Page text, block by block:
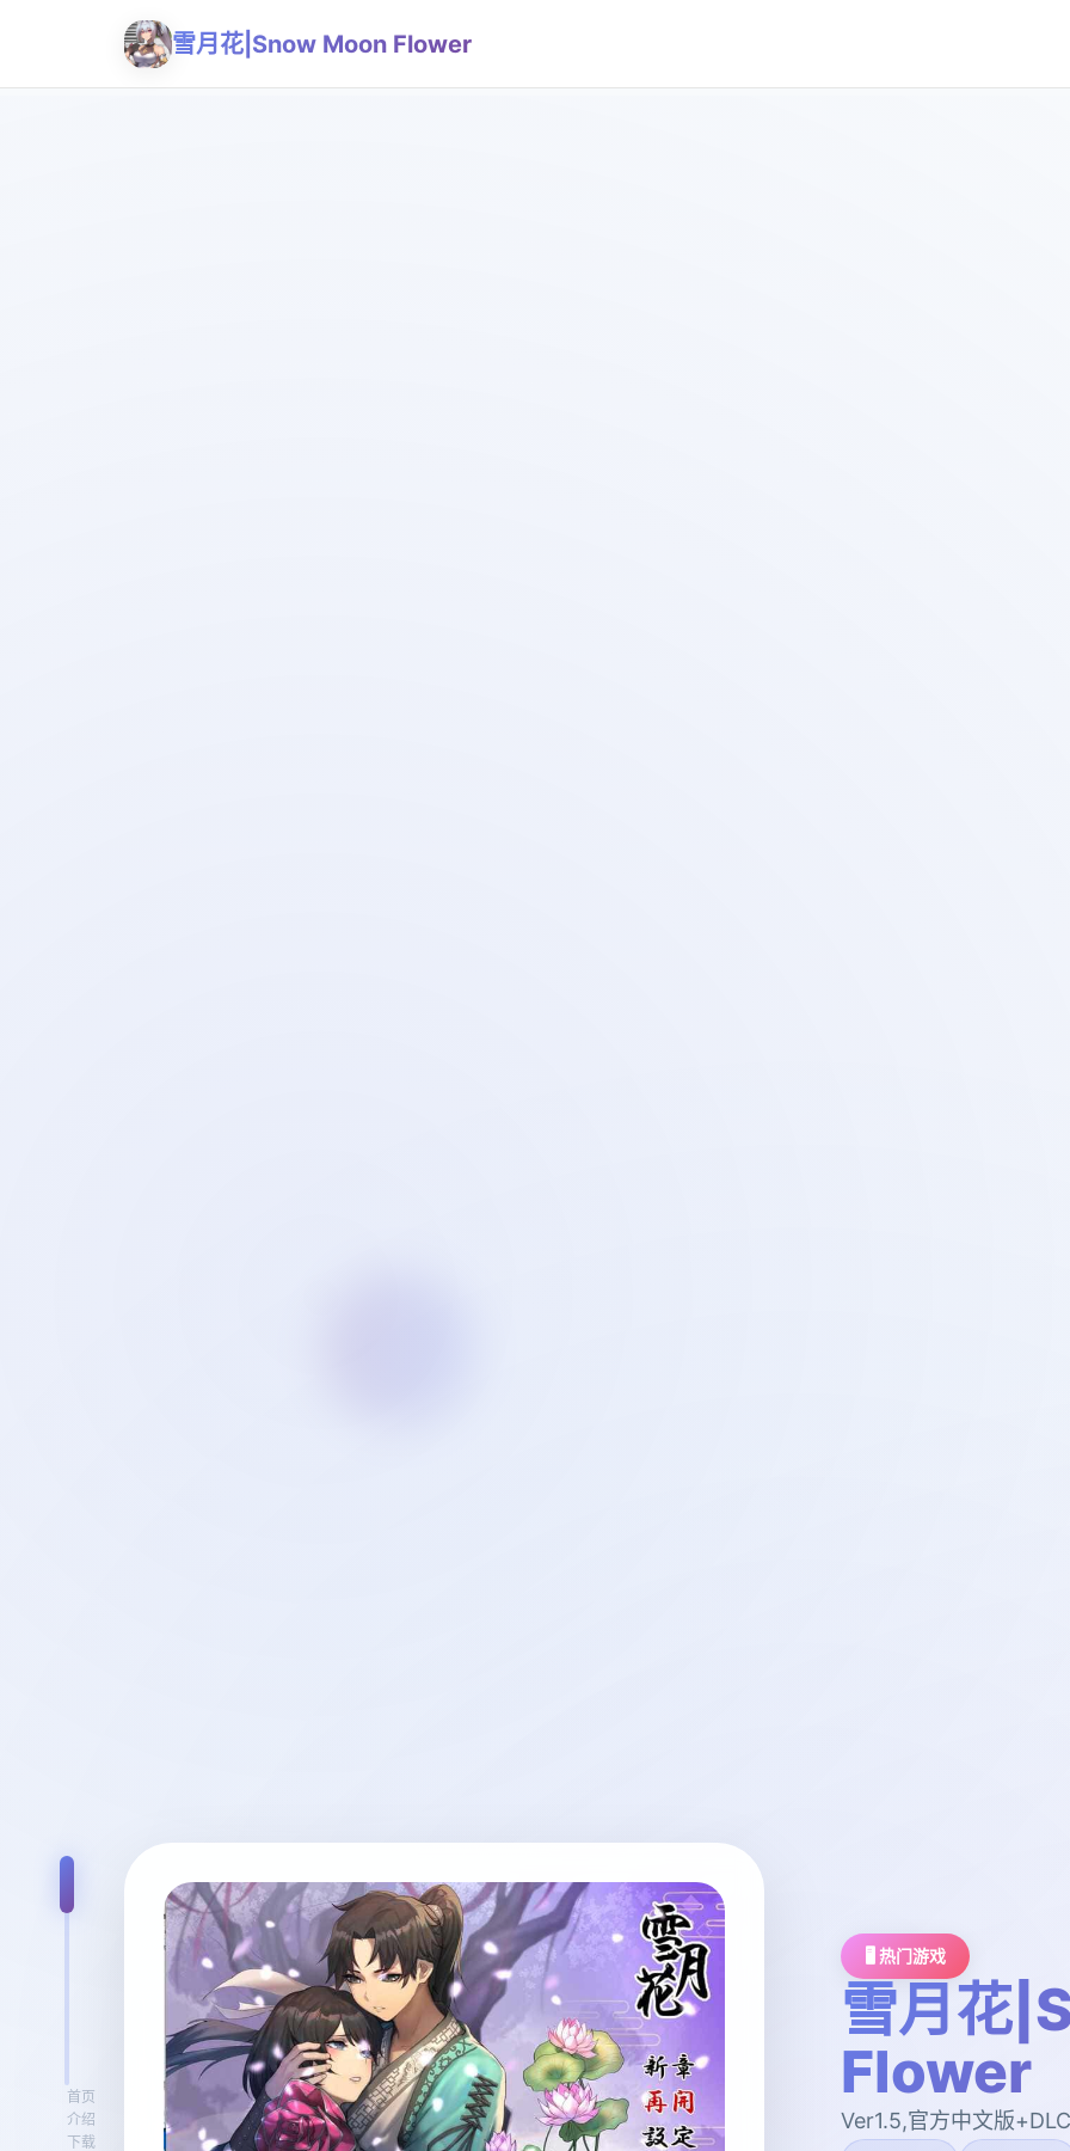
雪月花|Snow Moon Flower
首页
介绍
下载
🖥️ 热门游戏
雪月花
Flower
Ver1.5,官方中文版+DLC